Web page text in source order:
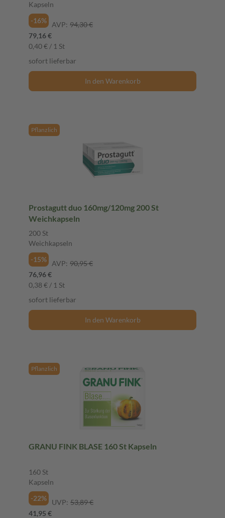
Kapseln
-16%
AVP: 94,30 €
79,16 €
0,40 € / 1 St
sofort lieferbar
In den Warenkorb
Pflanzlich
Prostagutt duo 160mg/120mg 200 St
Weichkapseln
200 St
Weichkapseln
-15%
AVP: 90,95 €
76,96 €
0,38 € / 1 St
sofort lieferbar
In den Warenkorb
Pflanzlich
GRANU FINK BLASE 160 St Kapseln
160 St
Kapseln
-22%
UVP: 53,89 €
41,95 €